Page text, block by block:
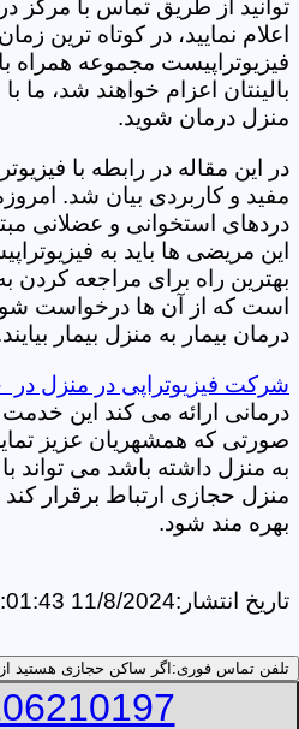
توانید از طریق تماس با مرکز
اعلام نمایید، در کوتاه ترین
فیزیوتراپیست مجموعه همراه
بالینتان اعزام خواهند شد، ما
منزل درمان شوید.
در این مقاله در رابطه با
مفید و کاربردی بیان شد.
دردهای استخوانی و عضلانی
این مریضی ها باید به
بهترین راه برای مراجعه کردن
است که از آن ها درخواست
درمان بیمار به منزل بیمار
شرکت فیزیوتراپی در منزل
درمانی ارائه می کند این خدمت
صورتی که همشهریان عزیز
به منزل داشته باشد می تواند
منزل حجازی ارتباط برقرار
بهره مند شود.
تاریخ انتشار:11/8/2024 10:01:43 AM
تلفن تماس فوری: اگر ساکن حجازی هستید